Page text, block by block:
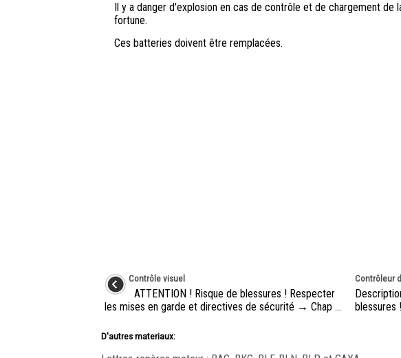
Il y a danger d'explosion en cas de contrôle et de chargement
fortune.
Ces batteries doivent être remplacées.
Contrôle visuel
ATTENTION ! Risque de blessures ! Respecter
les mises en garde et directives de sécurité → Chap ...
Contrôleur
blessures
D'autres materiaux: